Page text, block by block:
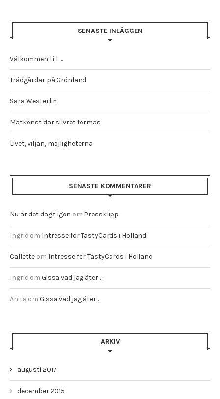
SENASTE INLÄGGEN
Välkommen till …
Trädgårdar på Grönland
Sara Westerlin
Matkonst där silvret formas
Livet, viljan, möjligheterna
SENASTE KOMMENTARER
Nu är det dags igen om Pressklipp
Ingrid om Intresse för TastyCards i Holland
Callette om Intresse för TastyCards i Holland
Ingrid om Gissa vad jag äter …
Anita om Gissa vad jag äter …
ARKIV
augusti 2017
december 2015